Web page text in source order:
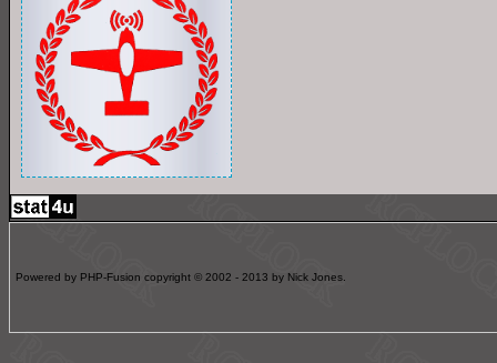
Powered by PHP-Fusion copyright © 2002 - 2013 by Nick Jones.